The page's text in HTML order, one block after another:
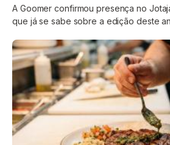
A Goomer confirmou presença no
que já se sabe sobre a edição deste